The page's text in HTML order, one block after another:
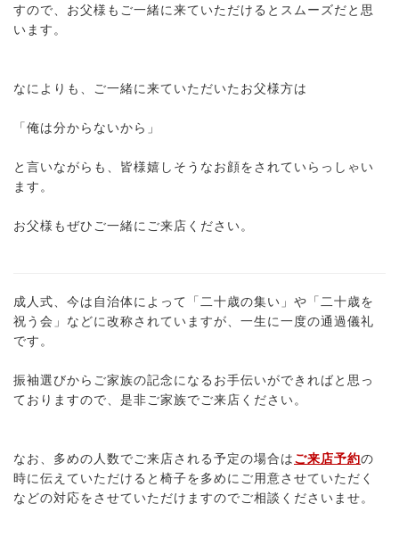
すので、お父様もご一緒に来ていただけるとスムーズだと思
います。
なによりも、ご一緒に来ていただいたお父様方は
「俺は分からないから」
と言いながらも、皆様嬉しそうなお顔をされていらっしゃい
ます。
お父様もぜひご一緒にご来店ください。
成人式、今は自治体によって「二十歳の集い」や「二十歳を
祝う会」などに改称されていますが、一生に一度の通過儀礼
です。
振袖選びからご家族の記念になるお手伝いができればと思っ
ておりますので、是非ご家族でご来店ください。
なお、多めの人数でご来店される予定の場合はご来店予約の
時に伝えていただけると椅子を多めにご用意させていただく
などの対応をさせていただけますのでご相談くださいませ。